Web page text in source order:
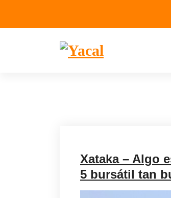
Xataka – Algo
5 bursátil tan